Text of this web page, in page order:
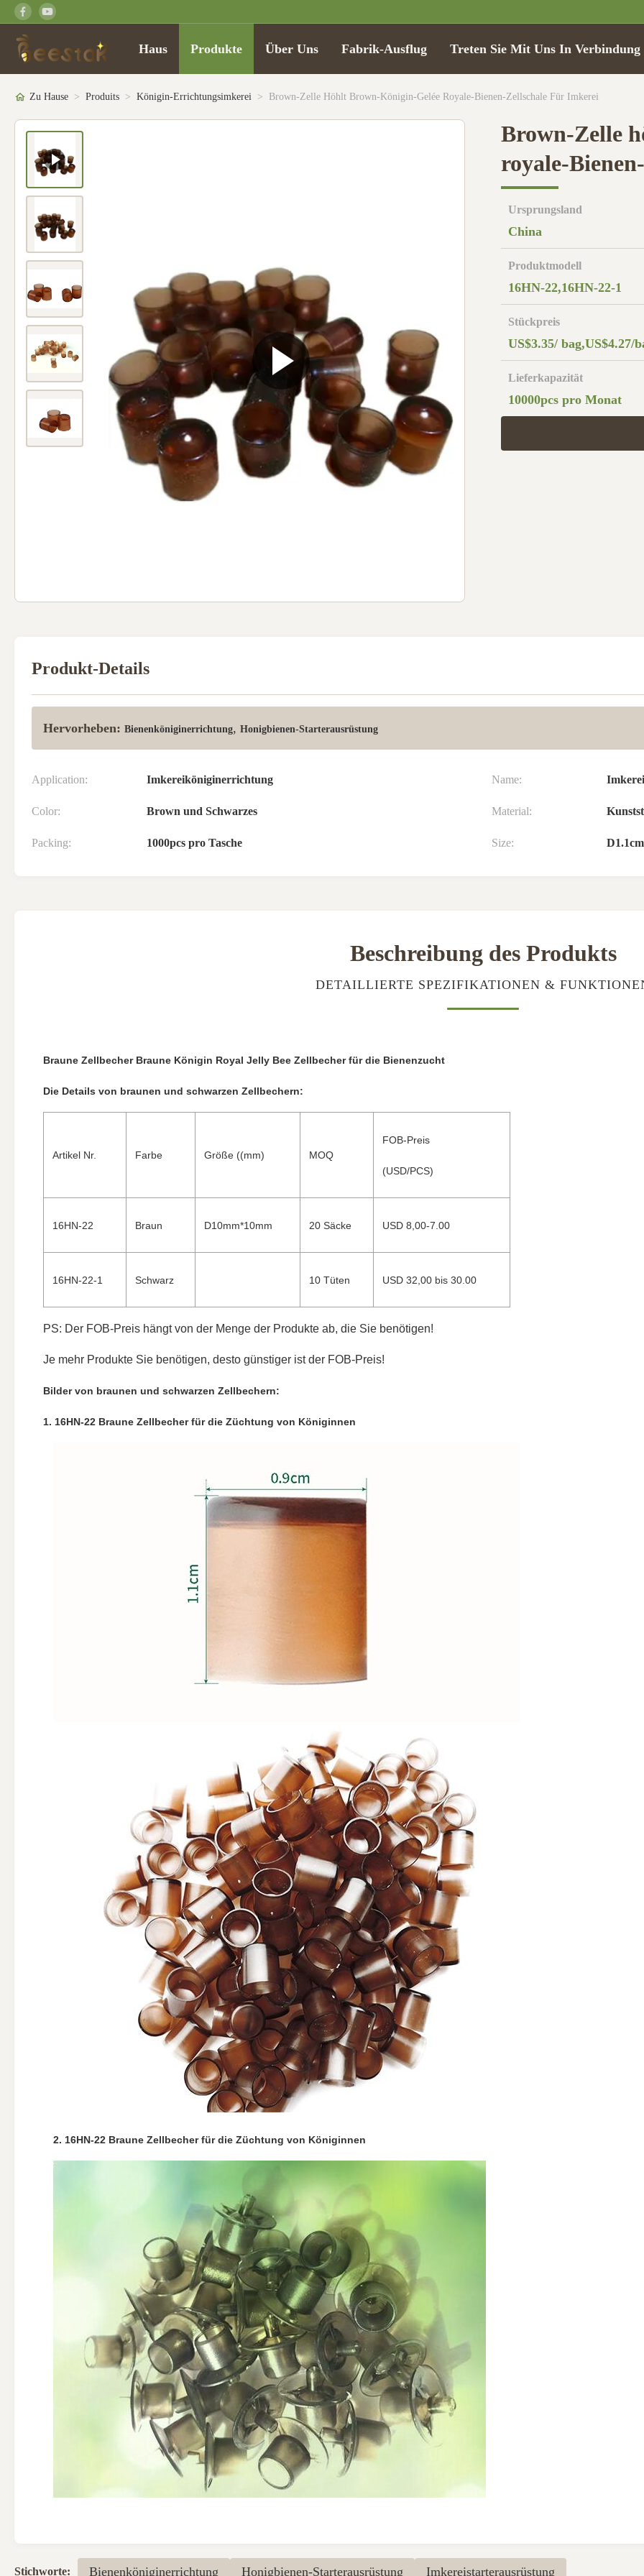
Haus Produkte Über Uns Fabrik-Ausflug Treten Sie Mit Uns In Verbindung
Zu Hause > Produits > Königin-Errichtungsimkerei > Brown-Zelle Höhlt Brown-Königin-Gelée Royale-Bienen-Zellschale Für Imkerei
Brown-Zelle
royale-
Ursprungsland
China
Produktmodell
16HN-22,16HN-22-1
Stückpreis
US$3.35/ bag,US$4.27/
Lieferkapazität
10000pcs pro Monat
Produkt-Details
Hervorheben: Bienenköniginerrichtung, Honigbienen-Starterausrüstung
Application: Imkereiköniginerrichtung Name:
Color: Brown und Schwarzes Material:
Packing: 1000pcs pro Tasche Size:
Beschreibung des Produkts
DETAILLIERTE SPEZIFIKATIONEN &
Braune Zellbecher Braune Königin Royal Jelly Bee Zellbecher für die Bienenzucht
Die Details von braunen und schwarzen Zellbechern:
Artikel Nr. Farbe Größe ((mm) MOQ
FOB-Preis
(USD/PCS)
16HN-22 Braun D10mm*10mm 20 Säcke USD 8,00-7.00
16HN-22-1 Schwarz 10 Tüten USD 32,00 bis 30.00
PS: Der FOB-Preis hängt von der Menge der Produkte ab, die Sie benötigen!
Je mehr Produkte Sie benötigen, desto günstiger ist der FOB-Preis!
Bilder von braunen und schwarzen Zellbechern:
1. 16HN-22 Braune Zellbecher für die Züchtung von Königinnen
2. 16HN-22 Braune Zellbecher für die Züchtung von Königinnen
Stichworte: Bienenköniginerrichtung Honigbienen-Starterausrüstung Imkereistarterausrüstung